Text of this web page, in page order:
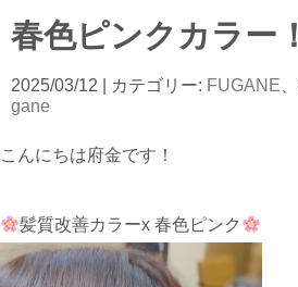
春色ピンクカラー！
2025/03/12 | カテゴリー: FUGANE
gane
こんにちは府金です！
髪質改善カラーx 春色ピンク